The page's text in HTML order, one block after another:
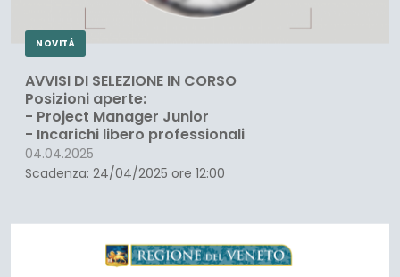
NOVITÀ
AVVISI DI SELEZIONE IN CORSO
Posizioni aperte:
- Project Manager Junior
- Incarichi libero professionali
04.04.2025
Scadenza: 24/04/2025 ore 12:00